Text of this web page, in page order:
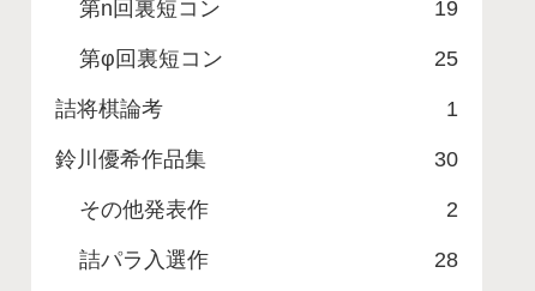
第n回裏短コン 19
第φ回裏短コン 25
詰将棋論考 1
鈴川優希作品集 30
その他発表作 2
詰パラ入選作 28